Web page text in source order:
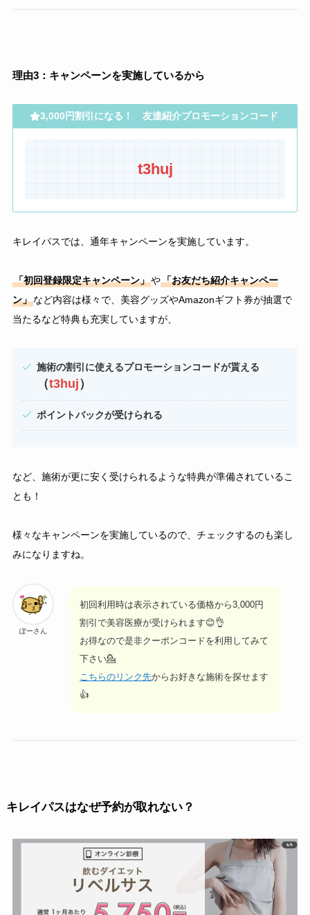
理由3：キャンペーンを実施しているから
3,000円割引になる！ 友達紹介プロモーションコード
t3huj
キレイパスでは、通年キャンペーンを実施しています。
「初回登録限定キャンペーン」や「お友だち紹介キャンペー
ン」など内容は様々で、美容グッズやAmazonギフト券が抽選で
当たるなど特典も充実していますが、
施術の割引に使えるプロモーションコードが貰える
（t3huj）
ポイントバックが受けられる
など、施術が更に安く受けられるような特典が準備されているこ
とも！
様々なキャンペーンを実施しているので、チェックするのも楽し
みになりますね。
ぽーさん
初回利用時は表示されている価格から3,000円
割引で美容医療が受けられます😊👌
お得なので是非クーポンコードを利用してみて
下さい💁
こちらのリンク先からお好きな施術を探せます
👍
キレイパスはなぜ予約が取れない？